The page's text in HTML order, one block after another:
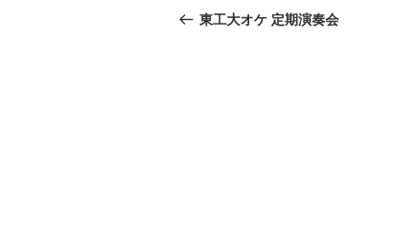
稿
去
東工大オケ 定期演奏会